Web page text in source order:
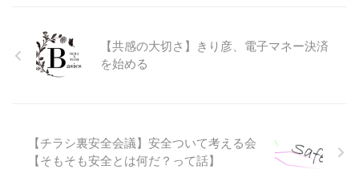
【共感の大切さ】きり彦、電子マネー決済
を始める
【チラシ裏安全会議】安全ついて考える会
【そもそも安全とは何だ？って話】